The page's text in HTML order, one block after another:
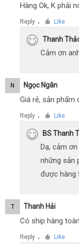
Hàng Ok, K phải
Reply ● Like
Thanh
Cảm ơn
N Ngọc Ngân
Giá rẻ, sản phẩm
Reply ● Like
BS Thanh
Dạ, cảm
những sản
được hàng
T Thanh Hải
Có ship hàng
Reply ● Like